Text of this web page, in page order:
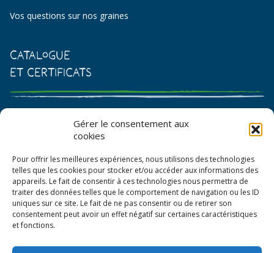
Gérer le consentement aux
cookies
Pour offrir les meilleures expériences, nous utilisons des technologies
telles que les cookies pour stocker et/ou accéder aux informations des
appareils. Le fait de consentir à ces technologies nous permettra de
traiter des données telles que le comportement de navigation ou les ID
uniques sur ce site. Le fait de ne pas consentir ou de retirer son
consentement peut avoir un effet négatif sur certaines caractéristiques
et fonctions.
Vos questions sur nos graines
Catalogue
et certificats
Catalogue de graines et semences
Bon de commande